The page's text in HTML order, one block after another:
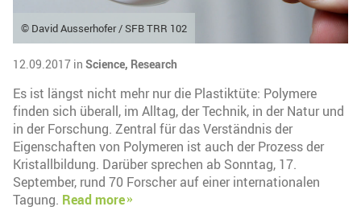
© David Ausserhofer / SFB TRR 102
12.09.2017 in Science, Research
Es ist längst nicht mehr nur die Plastiktüte: Polymere
finden sich überall, im Alltag, der Technik, in der Natur und
in der Forschung. Zentral für das Verständnis der
Eigenschaften von Polymeren ist auch der Prozess der
Kristallbildung. Darüber sprechen ab Sonntag, 17.
September, rund 70 Forscher auf einer internationalen
Tagung. Read more